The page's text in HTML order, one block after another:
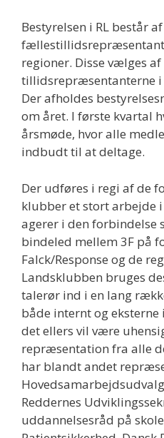
Bestyrelsen i RL består af
regioner. Disse vælges
tillidsrepræsentanterne i
Der afholdes
om året. I første kvartal
årsmøde, hvor alle
indbudt til at deltage.
Der udføres i regi af de
klubber et stort arbejde
agerer i den forbindelse
bindeled mellem 3F på
Falck/Response og de
Landsklubben bruges
talerør ind i en lang
både internt og eksterne
det ellers vil være
repræsentation fra alle
har blandt andet
Reddernes
uddannelsesråd på